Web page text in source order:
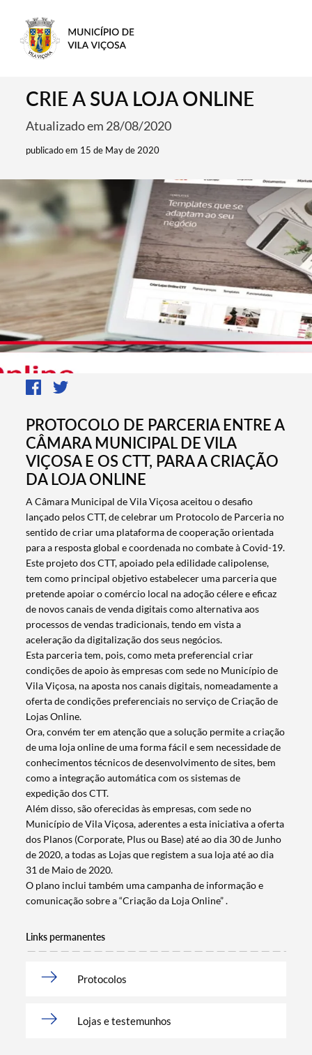
Termo de Pesquisa
Categorias gerais
CRIE A SUA LOJA ONLINE
Atualizado em 28/08/2020
publicado em 15 de May de 2020
PROTOCOLO DE PARCERIA ENTRE A
CÂMARA MUNICIPAL DE VILA
VIÇOSA E OS CTT, PARA A CRIAÇÃO
DA LOJA ONLINE
A Câmara Municipal de Vila Viçosa aceitou o desafio
lançado pelos CTT, de celebrar um Protocolo de Parceria no
sentido de criar uma plataforma de cooperação orientada
para a resposta global e coordenada no combate à Covid-19.
Este projeto dos CTT, apoiado pela edilidade calipolense,
tem como principal objetivo estabelecer uma parceria que
pretende apoiar o comércio local na adoção célere e eficaz
de novos canais de venda digitais como alternativa aos
processos de vendas tradicionais, tendo em vista a
aceleração da digitalização dos seus negócios.
Esta parceria tem, pois, como meta preferencial criar
condições de apoio às empresas com sede no Município de
Vila Viçosa, na aposta nos canais digitais, nomeadamente a
oferta de condições preferenciais no serviço de Criação de
Lojas Online.
Ora, convém ter em atenção que a solução permite a criação
de uma loja online de uma forma fácil e sem necessidade de
conhecimentos técnicos de desenvolvimento de sites, bem
como a integração automática com os sistemas de
expedição dos CTT.
Além disso, são oferecidas às empresas, com sede no
Município de Vila Viçosa, aderentes a esta iniciativa a oferta
dos Planos (Corporate, Plus ou Base) até ao dia 30 de Junho
de 2020, a todas as Lojas que registem a sua loja até ao dia
31 de Maio de 2020.
O plano inclui também uma campanha de informação e
comunicação sobre a “Criação da Loja Online” .
Links permanentes
Protocolos
Lojas e testemunhos